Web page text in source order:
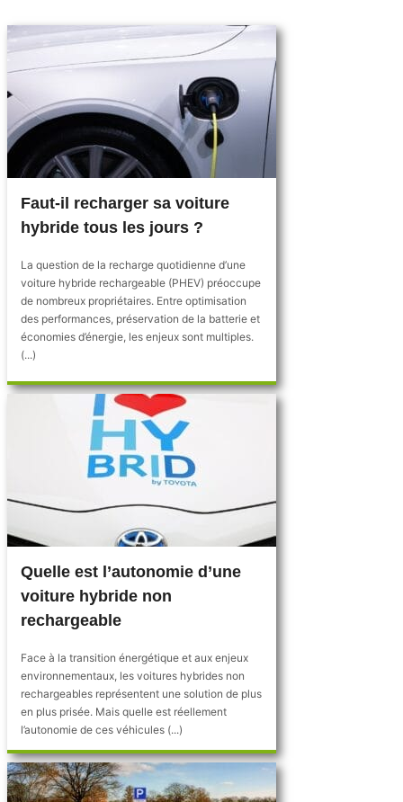
Faut-il recharger sa voiture
hybride tous les jours ?
La question de la recharge quotidienne d’une
voiture hybride rechargeable (PHEV) préoccupe
de nombreux propriétaires. Entre optimisation
des performances, préservation de la batterie et
économies d’énergie, les enjeux sont multiples.
(...)
Quelle est l’autonomie d’une
voiture hybride non
rechargeable
Face à la transition énergétique et aux enjeux
environnementaux, les voitures hybrides non
rechargeables représentent une solution de plus
en plus prisée. Mais quelle est réellement
l’autonomie de ces véhicules (...)